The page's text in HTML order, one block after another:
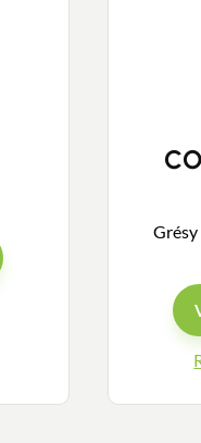
Contacter
Estimer/
Guides
Grésy